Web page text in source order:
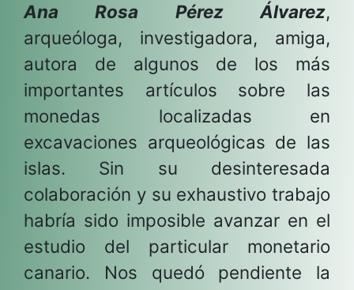
Ana Rosa Pérez Álvarez,
arqueóloga, investigadora, amiga,
autora de algunos de los más
importantes artículos sobre las
monedas localizadas en
excavaciones arqueológicas de las
islas. Sin su desinteresada
colaboración y su exhaustivo trabajo
habría sido imposible avanzar en el
estudio del particular monetario
canario. Nos quedó pendiente la